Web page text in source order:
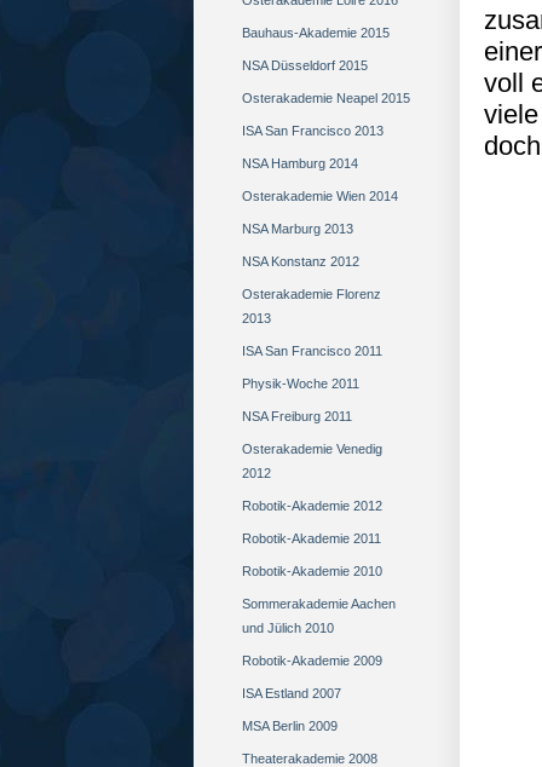
Bauhaus-Akademie 2015
NSA Düsseldorf 2015
Osterakademie Neapel 2015
ISA San Francisco 2013
NSA Hamburg 2014
Osterakademie Wien 2014
NSA Marburg 2013
NSA Konstanz 2012
Osterakademie Florenz
2013
ISA San Francisco 2011
Physik-Woche 2011
NSA Freiburg 2011
Osterakademie Venedig
2012
Robotik-Akademie 2012
Robotik-Akademie 2011
Robotik-Akademie 2010
Sommerakademie Aachen
und Jülich 2010
Robotik-Akademie 2009
ISA Estland 2007
MSA Berlin 2009
Theaterakademie 2008
voll